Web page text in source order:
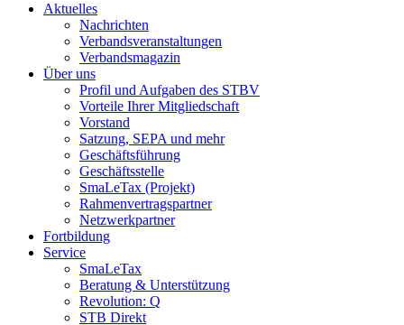
Aktuelles
Nachrichten
Verbandsveranstaltungen
Verbandsmagazin
Über uns
Profil und Aufgaben des STBV
Vorteile Ihrer Mitgliedschaft
Vorstand
Satzung, SEPA und mehr
Geschäftsführung
Geschäftsstelle
SmaLeTax (Projekt)
Rahmenvertragspartner
Netzwerkpartner
Fortbildung
Service
SmaLeTax
Beratung & Unterstützung
Revolution: Q
STB Direkt